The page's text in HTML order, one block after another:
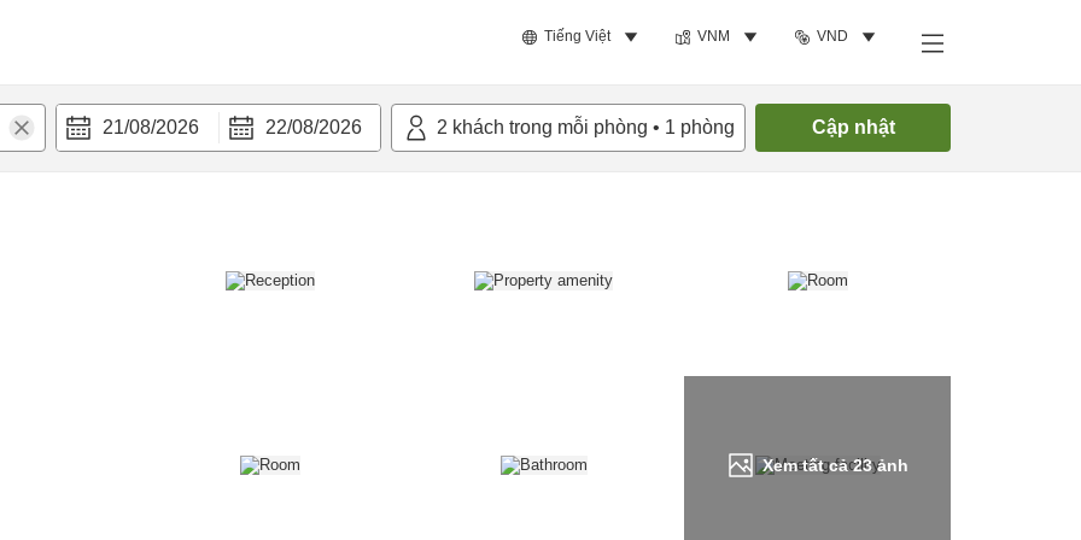
Tiếng Việt VNM VND
21/08/2026 22/08/2026 2 khách trong mỗi phòng • 1 phòng Cập nhật
Xem tất cả23ảnh
nghi Tìm phòng trống